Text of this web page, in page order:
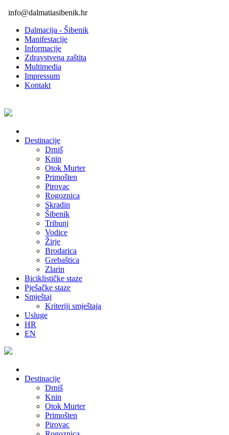
info@dalmatiasibenik.hr
Dalmacija - Šibenik
Manifestacije
Informacije
Zdravstvena zaštita
Multimedia
Impressum
Kontakt
Destinacije
Drniš
Knin
Otok Murter
Primošten
Pirovac
Rogoznica
Skradin
Šibenik
Tribunj
Vodice
Žirje
Brodarica
Grebaštica
Zlarin
Biciklističke staze
Pješačke staze
Smještaj
Kriteriji smještaja
Usluge
HR
EN
Destinacije
Drniš
Knin
Otok Murter
Primošten
Pirovac